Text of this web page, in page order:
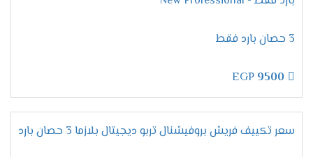
توتر او قلق من التعرض لمشكله من الناحية الماديه .
نستخدم الان جهاز مكيف يعمل بشكل عالى الكفاءة
وفى نفس الوقت يمكننا استخدامه فى الصيف لتبريد
الغرفه وعدم الشعور بدرجات الحرارة المرتفعه كما أننا
نستطيع استخدامه فى فصل الشتاء لتدفئة الغرفه
3 حصان بارد فقط
9500
سعر تكييف فريش بروفيشنال تربو ديجيتال بلازما 3 حصان بارد